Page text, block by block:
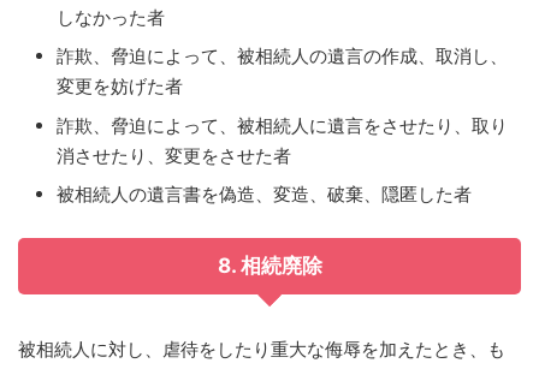
しなかった者
詐欺、脅迫によって、被相続人の遺言の作成、取消し、
変更を妨げた者
詐欺、脅迫によって、被相続人に遺言をさせたり、取り
消させたり、変更をさせた者
被相続人の遺言書を偽造、変造、破棄、隠匿した者
8. 相続廃除
被相続人に対し、虐待をしたり重大な侮辱を加えたとき、も